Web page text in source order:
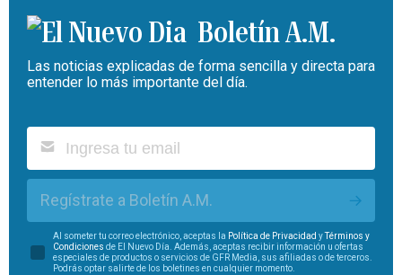
Boletín A.M.
Las noticias explicadas de forma sencilla y directa para
entender lo más importante del día.
Regístrate a Boletín A.M.
Al someter tu correo electrónico, aceptas la Política de Privacidad yTérminos y
Condiciones de El Nuevo Día. Además, aceptas recibir información u ofertas
especiales de productos o servicios de GFR Media, sus afiliadas o de terceros.
Podrás optar salirte de los boletines en cualquier momento.